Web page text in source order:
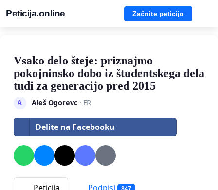
Peticija.online Začnite peticijo
Vsako delo šteje: priznajmo
pokojninsko dobo iz študentskega dela
tudi za generacijo pred 2015
A Aleš Ogorevc· FR
Delite na Facebooku
Peticija Podpisi 847